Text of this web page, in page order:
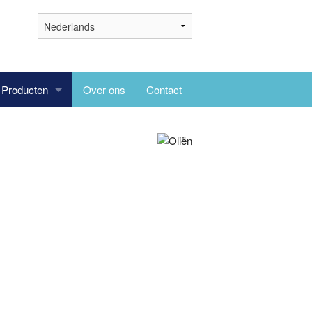
Producten Over ons Contact